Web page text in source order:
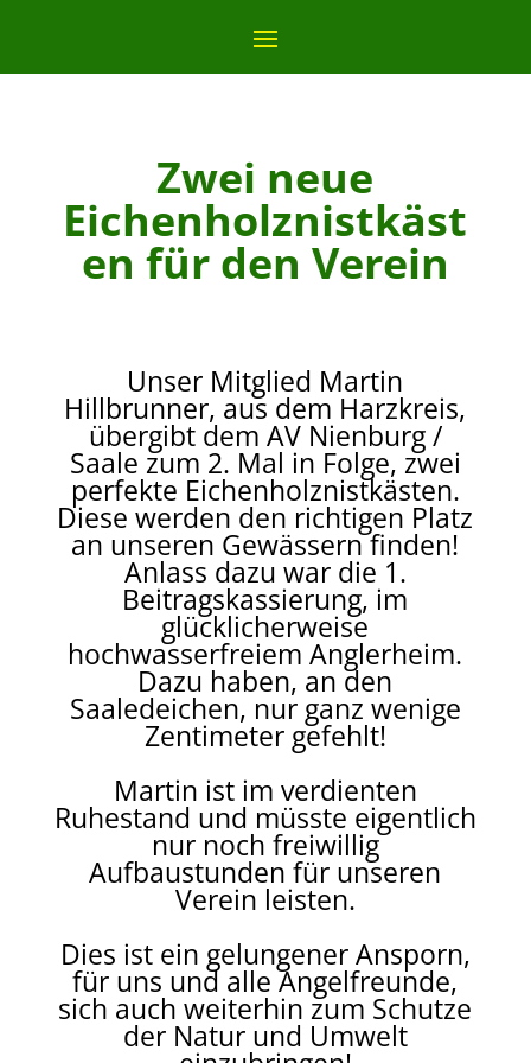
Zwei neue
Eichenholznistkäst
en für den Verein
Unser Mitglied Martin
Hillbrunner, aus dem Harzkreis,
übergibt dem AV Nienburg /
Saale zum 2. Mal in Folge, zwei
perfekte Eichenholznistkästen.
Diese werden den richtigen Platz
an unseren Gewässern finden!
Anlass dazu war die 1.
Beitragskassierung, im
glücklicherweise
hochwasserfreiem Anglerheim.
Dazu haben, an den
Saaledeichen, nur ganz wenige
Zentimeter gefehlt!
Martin ist im verdienten
Ruhestand und müsste eigentlich
nur noch freiwillig
Aufbaustunden für unseren
Verein leisten.
Dies ist ein gelungener Ansporn,
für uns und alle Angelfreunde,
sich auch weiterhin zum Schutze
der Natur und Umwelt